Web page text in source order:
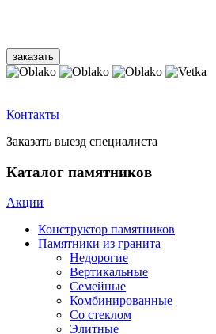
Контакты
Заказать выезд специалиста
Каталог памятников
Акции
Конструктор памятников
Памятники из гранита
Недорогие
Вертикальные
Семейные
Комбинированные
Со стеклом
Элитные